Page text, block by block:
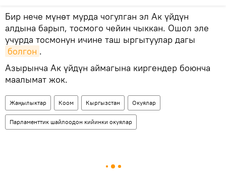
Бир нече мүнөт мурда чогулган эл Ак үйдүн
алдына барып, тосмого чейин чыккан. Ошол эле
учурда тосмонун ичине таш ыргытуулар дагы
болгон .
Азырынча Ак үйдүн аймагына киргендер боюнча
маалымат жок.
Жаңылыктар Коом Кыргызстан Окуялар
Парламенттик шайлоодон кийинки окуялар